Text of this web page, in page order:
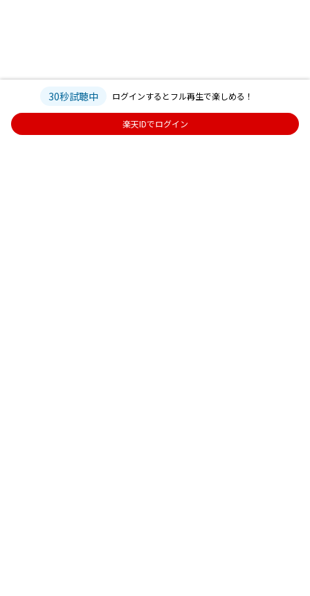
30秒試聴中 ログインするとフル再生で楽しめる！
楽天IDでログイン